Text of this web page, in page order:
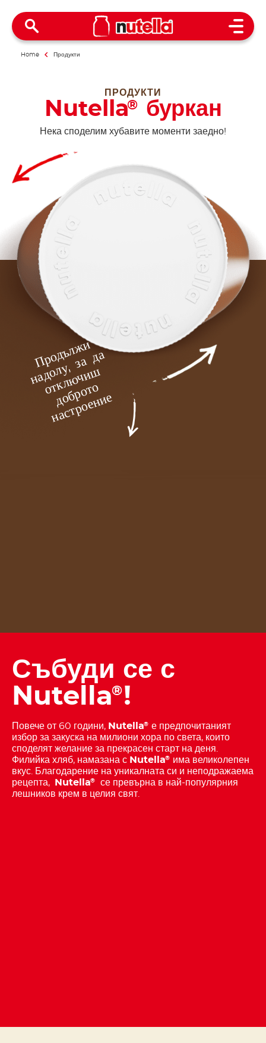
Open
Home Продукти
ПРОДУКТИ
Nutella® буркан
Нека споделим хубавите моменти заедно!
Събуди се с
Nutella®!
Повече от 60 години, Nutella® е предпочитаният
избор за закуска на милиони хора по света, които
споделят желание за прекрасен старт на деня.
Филийка хляб, намазана с Nutella® има великолепен
вкус. Благодарение на уникалната си и неподражаема
рецепта,
Nutella®
се превърна в най-популярния
лешников крем в целия свят.